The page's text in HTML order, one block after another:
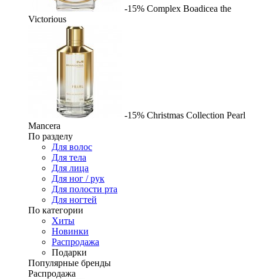
-15% Complex Boadicea the
Victorious
-15% Christmas Collection Pearl
Mancera
По разделу
Для волос
Для тела
Для лица
Для ног / рук
Для полости рта
Для ногтей
По категории
Хиты
Новинки
Распродажа
Подарки
Популярные бренды
Распродажа